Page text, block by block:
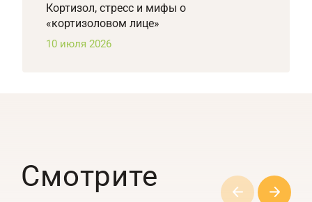
Кортизол, стресс и мифы о
«кортизоловом лице»
10 июля 2026
Смотрите